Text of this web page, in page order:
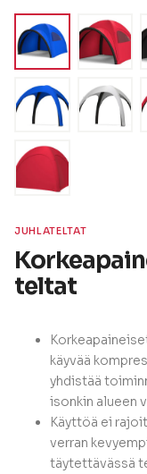
JUHLATELTAT
teltat
käyvää
yhdistää
isonkin alueen
Käyttöä ei
verran
täytettävässä